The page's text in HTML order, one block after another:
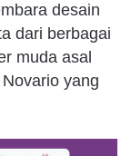
desain
dari berbagai
muda asal
yang